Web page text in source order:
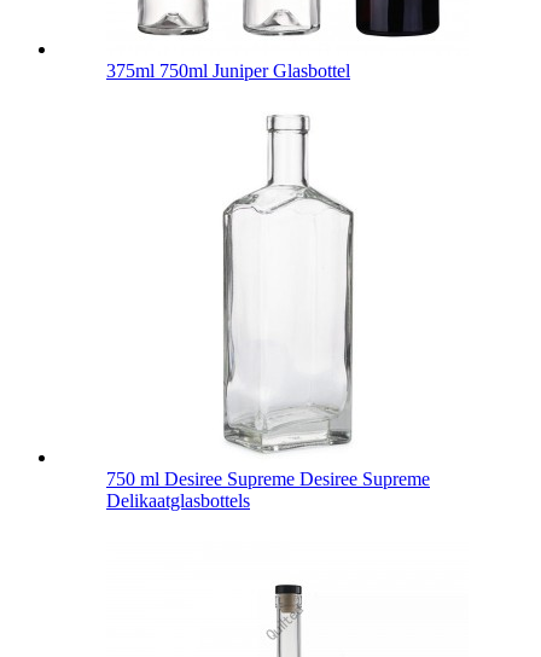
375ml 750ml Juniper Glasbottel
750 ml Desiree Supreme Desiree Supreme
Delikaatglasbottels